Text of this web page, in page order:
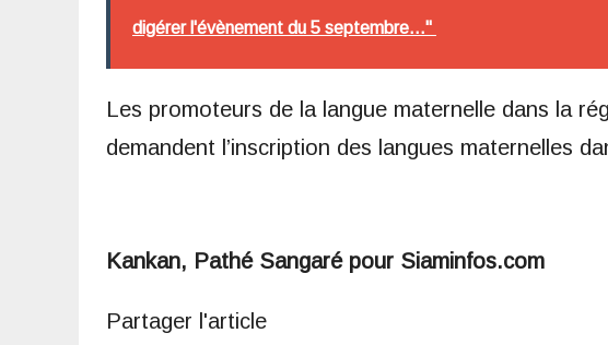
digérer l'évènement du 5 septembre..."
Les promoteurs de la langue maternelle dans la
demandent l’inscription des langues maternelles
Kankan, Pathé Sangaré pour Siaminfos.com
Partager l'article